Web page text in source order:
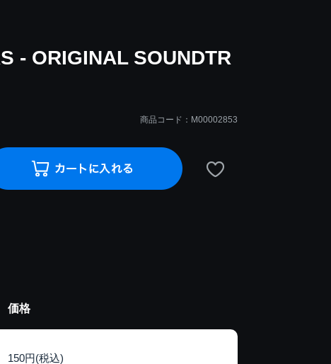
- ORIGINAL SOUNDTR
商品コード：M00002853
価格
150円(税込)